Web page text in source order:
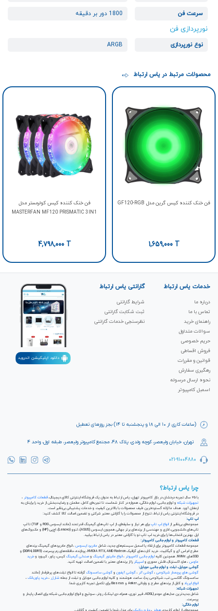
سرعت فن 1800 دور بر دقیقه
نورپردازی فن
نوع نورپردازی ARGB
محصولات مرتبط در یاس ارتباط
فن خنک کننده کیس گرین مدل GF120-RGB
1,659,000T
فن خنک کننده کیس کولرمستر مدل
MASTERFAN MF120 PRISMATIC 3IN1
4,798,000T
(ساعات کاری از ۱۰ الی ۱۸ و پنجشنبه تا ۱۴) بجز روزهای تعطیل
تهران، خیابان ولیعصر، کوچه ولدی، پلاک ۴۸، مجتمع کامپیوتر ولیعصر، طبقه اول، واحد ۴
021-91004880
خدمات یاس ارتباط
درباره ما
تماس با ما
راهنمای خرید
سوالات متداول
حریم خصوصی
فروش اقساطی
قوانین و مقررات
رهگیری سفارش
نحوه ارسال مرسوله
اسمبل کامپیوتر
گارانتی یاس ارتباط
شرایط گارانتی
ثبت شکابت‌ گارانتی
نظرسنجی خدمات گارانتی
دانلود اپلیکیشن اندروید
چرا یاس ارتباط؟
با ۲۵ سال تجربه درخشان در بازار کامپیوتر تهران، یاس ارتباط به عنوان یک فروشگاه اینترنتی کالای دیجیتال، قطعات کامپیوتر
تجهیزات شبکه
و لوازم جانبی، لوازم خانگی، همواره در کنار شماست تا تجربه‌ای کامل، مطمئن و رضایت‌بخش از خرید را برایتان به
ارمغان آورد. هدف ما ارائه گسترده‌ترین طیف محصولات با بالاترین کیفیت و خدمات پشتیبانی بی‌نظیر است.
در فروشگاه اینترنتی یاس ارتباط، تنوع از محصولات را با گارانتی معتبر شرکتی و تضمین اصالت کالا کشف کنید:
لپ تاپ:
مجموعه‌ای بی‌نظیر از انواع لپ تاپ
برای هر نیاز و سلیقه‌ای، از لپ تاپ‌های گیمینگ قدرتمند (مانند ایسوس ROG و TUF) تا لپ
تاپ‌های دانشجویی، اداری و مهندسی از برندهای برتر جهانی همچون ایسوس (ASUS)، لنوو (Lenovo)، اچ‌پی (HP) و مک‌بوک‌های
اپل. بهترین انتخاب‌ها را برای خرید لپ تاپ نو با گارانتی معتبر در یاس ارتباط بیابید.
قطعات کامپیوتر و لوازم جانبی کامپیوتر:
مجموعه قطعات کامپیوتر برای ارتقاء یا اسمبل سیستم‌های جدید، شامل مادربرد ایسوس ، انواع مادربردهای گیمینگ برندهای
مطرح ام اس آی و گیگابیت. خرید کارت‌های گرافیک NVIDIA RTX, AMD Radeon، پردازنده‌، حافظه‌های رم پرسرعت (DDR4, DDR5) و
SSDهای NVMe. همچنین کلیه
لوازم جانبی کامپیوتر انواع مانیتور گیمینگ صندلی گیمینگ
خرید
ماوس
اسپیکر
گوشی موبایل، تبلت و لوازم جانبی موبایل:
گوشی های پرچمدار شیائومی گوشی آنر گوشی آیفون گوشی سامسونگ گرفته تا انواع تبلت‌های پرطرفدار (مانند
سامسونگ گلکسی تب، شیائومی پد)، ساعت هوشمند و کلیه لوازم جانبی موبایل و تبلت از جمله شارژر خرید پاوربانک
انواع ایرپاد
تجهیزات شبکه:
شامل جدیدترین مدل‌های مودم (ADSL، فیبر نوری، همراه، دی لینک)، روتر، سوئیچ و انواع لوازم جانبی شبکه برای اتصال پایدار و
پرسرعت.
لوازم خانگی: